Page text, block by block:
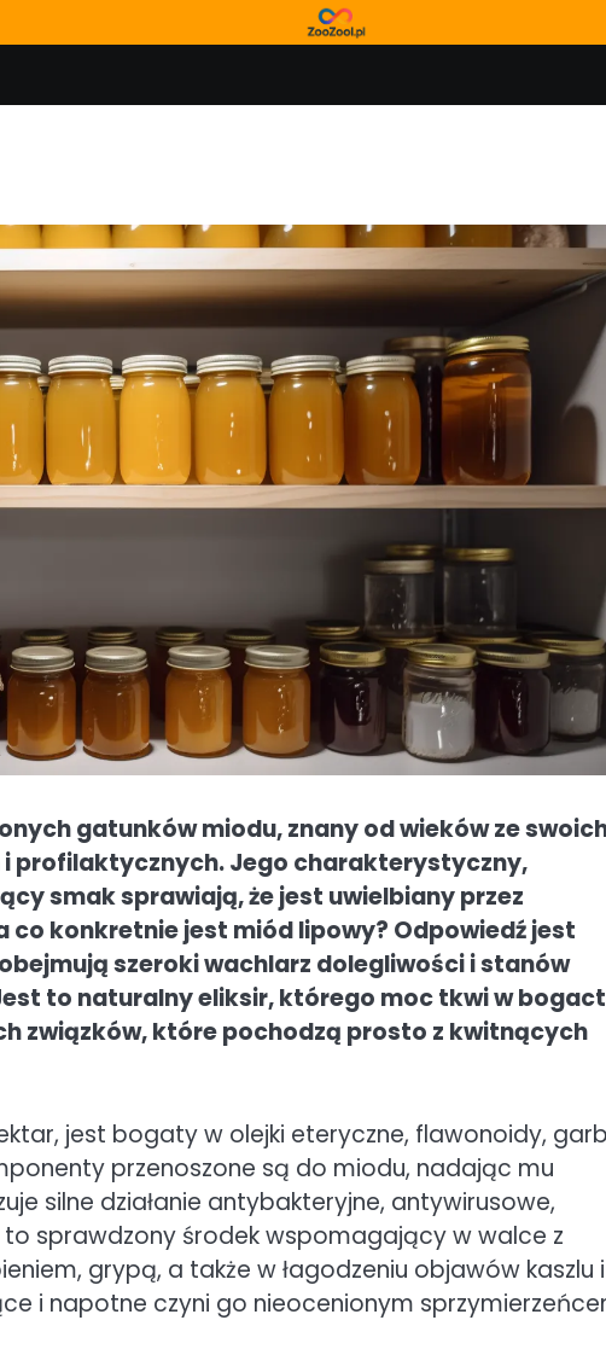
gatunków miodu, znany od wieków ze
profilaktycznych. Jego charakterystyczny,
smak sprawiają, że jest uwielbiany przez
co konkretnie jest miód lipowy? Odpowiedź jest
szeroki wachlarz dolegliwości i stanów
to naturalny eliksir, którego moc tkwi w
związków, które pochodzą prosto z kwitnących
jest bogaty w olejki eteryczne, flawonoidy,
przenoszone są do miodu, nadając mu
silne działanie antybakteryjne, antywirusowe,
sprawdzony środek wspomagający w walce z
grypą, a także w łagodzeniu objawów kaszlu i
i napotne czyni go nieocenionym